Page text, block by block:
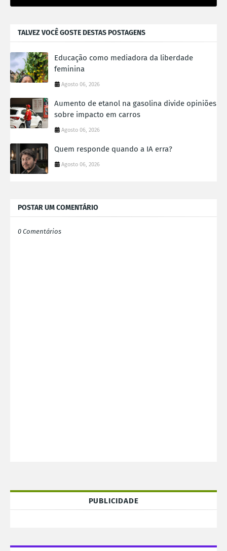
TALVEZ VOCÊ GOSTE DESTAS POSTAGENS
Educação como mediadora da liberdade
feminina
Agosto 06, 2026
Aumento de etanol na gasolina divide opiniões
sobre impacto em carros
Agosto 06, 2026
Quem responde quando a IA erra?
Agosto 06, 2026
POSTAR UM COMENTÁRIO
0 Comentários
PUBLICIDADE